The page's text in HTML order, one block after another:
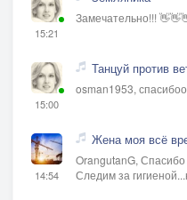
15:21
Замечательно!!!
15:00
Танцуй против
osman1953,
14:54
Жена моя всё
OrangutanG,
Следим за